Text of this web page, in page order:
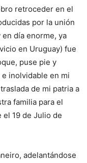
retroceder en el
por la unión
día enorme, ya
en Uruguay) fue
puse pie y
inolvidable en mi
de mi patria a
familia para el
el 19 de Julio de
adelantándose